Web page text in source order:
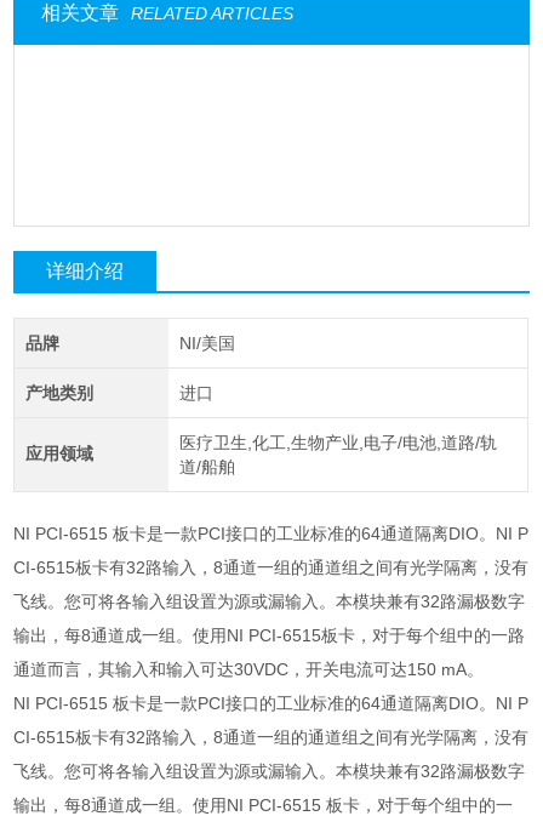
相关文章 RELATED ARTICLES
详细介绍
品牌 NI/美国
产地类别 进口
应用领域
医疗卫生,化工,生物产业,电子/电池,道路/轨
道/船舶
NI PCI-6515 板卡是一款PCI接口的工业标准的64通道隔离DIO。NI P
CI-6515板卡有32路输入，8通道一组的通道组之间有光学隔离，没有
飞线。您可将各输入组设置为源或漏输入。本模块兼有32路漏极数字
输出，每8通道成一组。使用NI PCI-6515板卡，对于每个组中的一路
通道而言，其输入和输入可达30VDC，开关电流可达150 mA。
NI PCI-6515 板卡是一款PCI接口的工业标准的64通道隔离DIO。NI P
CI-6515板卡有32路输入，8通道一组的通道组之间有光学隔离，没有
飞线。您可将各输入组设置为源或漏输入。本模块兼有32路漏极数字
输出，每8通道成一组。使用NI PCI-6515 板卡，对于每个组中的一